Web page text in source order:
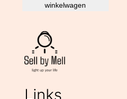
winkelwagen
Links